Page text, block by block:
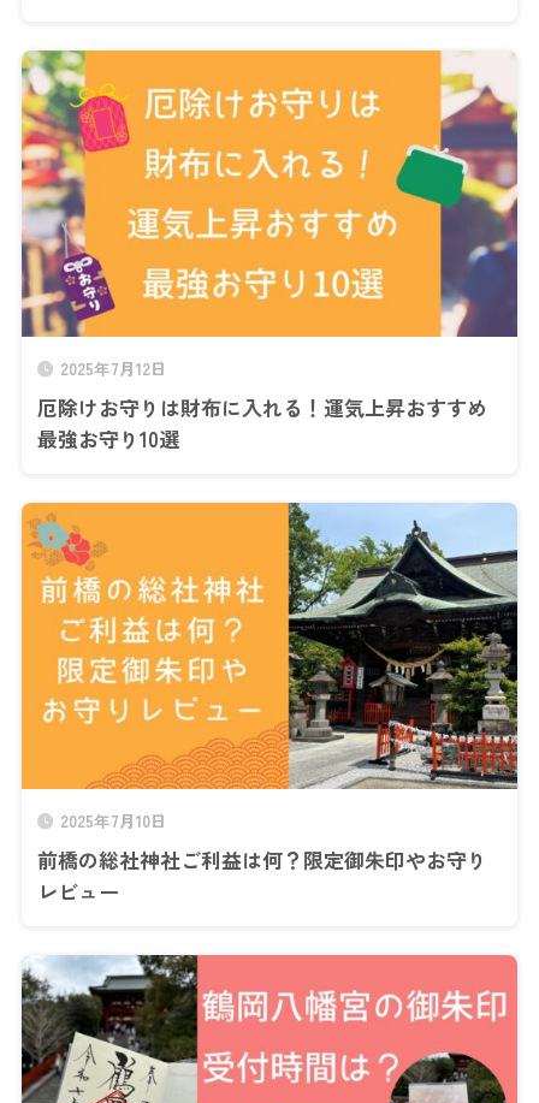
2025年7月12日
厄除けお守りは財布に入れる！運気上昇おすすめ
最強お守り10選
2025年7月10日
前橋の総社神社ご利益は何？限定御朱印やお守り
レビュー